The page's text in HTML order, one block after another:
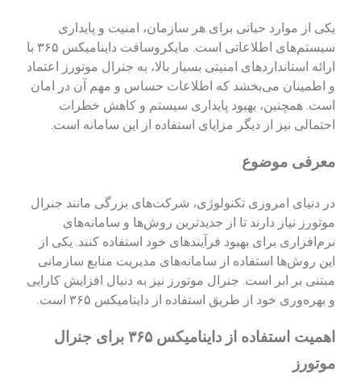
یکی از موارد حیاتی برای هر سازمان، امنیت و پایداری
سیستم‌های اطلاعاتی است. مایکروسافت داینامیکس ۳۶۵ با
ارائه استانداردهای امنیتی بسیار بالا، به جنرال موتورز اعتماد
و اطمینان می‌بخشد که اطلاعات حساس و مهم آن در امان
است. همچنین، بهبود پایداری سیستم و کاهش خطرات
احتمالی نیز از دیگر مزایای استفاده از این سامانه است.
معرفی موضوع
در دنیای امروزی تکنولوژی، شرکت‌های بزرگی مانند جنرال
موتورز نیاز دارند تا از جدیدترین روش‌ها و سامانه‌های
نرم‌افزاری برای بهبود فرآیندهای خود استفاده کنند. یکی از
این روش‌ها استفاده از سامانه‌های مدیریت منابع سازمانی
مبتنی بر ابر است. جنرال موتورز نیز به دنبال افزایش کارایی
و بهره‌وری خود از طریق استفاده از داینامیکس ۳۶۵ است.
اهمیت استفاده از داینامیکس ۳۶۵ برای جنرال
موتورز